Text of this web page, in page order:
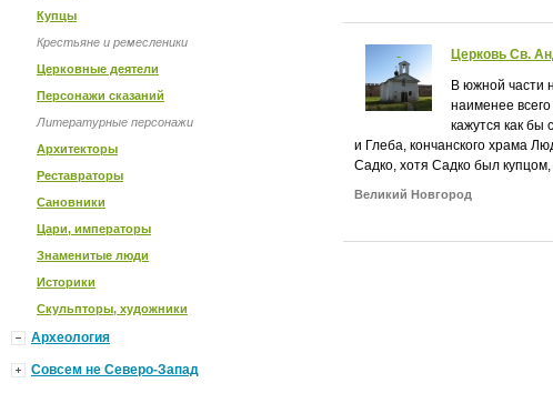
Церковь Св.
В южной части
наименее
кажутся как бы
и Глеба, кончанского храма
Садко, хотя Садко был
Великий Новгород
Купцы
Крестьяне и ремесленики
Церковные деятели
Персонажи сказаний
Литературные персонажи
Архитекторы
Реставраторы
Сановники
Цари, императоры
Знаменитые люди
Историки
Скульпторы, художники
Археология
Совсем не Северо-Запад